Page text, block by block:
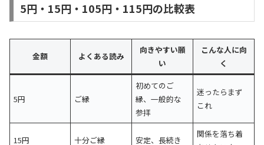
5円・15円・105円・115円の比較表
金額 よくある読み
向きやすい願
い
こんな人に向
く
5円 ご縁
初めてのご
縁、一般的な
参拝
迷ったらまず
これ
15円 十分ご縁 安定、長続き
関係を落ち着